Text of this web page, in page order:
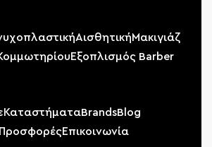
ΑισθητικήΜακιγιάζ
Εξοπλισμός Barber
ΚαταστήματαBrandsBlog
ΠροσφορέςΕπικοινωνία